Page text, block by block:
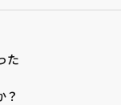
た
？